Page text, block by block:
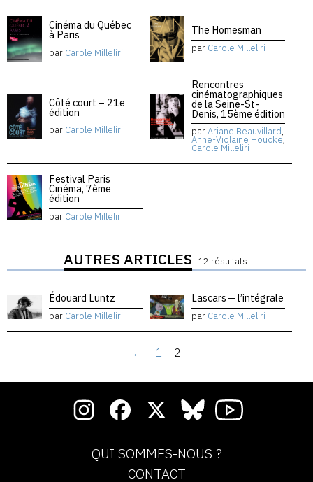
Cinéma du Québec
à Paris
par Carole Milleliri
The Homesman
par Carole Milleliri
Côté court – 21e
édition
par Carole Milleliri
Rencontres
cinématographiques
de la Seine-St-
Denis, 15ème édition
parAriane Beauvillard,
Anne-Violaine Houcke,
Carole Milleliri
Festival Paris
Cinéma, 7ème
édition
par Carole Milleliri
AUTRES ARTICLES 12 résultats
Édouard Luntz
par Carole Milleliri
Lascars — l’intégrale
par Carole Milleliri
← 1 2
QUI SOMMES-NOUS ?
CONTACT